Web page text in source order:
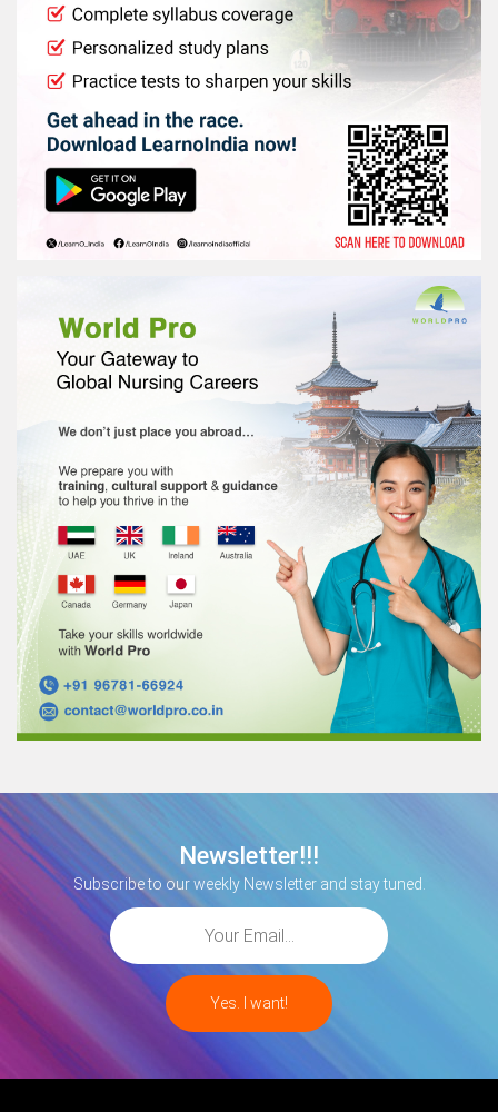
Newsletter!!!
Subscribe to our weekly Newsletter and stay tuned.